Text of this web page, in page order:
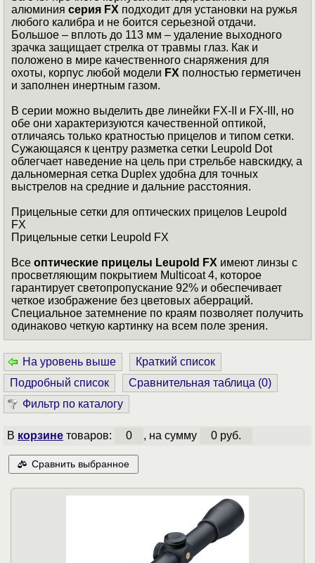
алюминия серия FX подходит для установки на ружья
любого калибра и не боится серьезной отдачи.
Большое – вплоть до 113 мм – удаление выходного
зрачка защищает стрелка от травмы глаз. Как и
положено в мире качественного снаряжения для
охоты, корпус любой модели FX полностью герметичен
и заполнен инертным газом.
В серии можно выделить две линейки FX-II и FX-III, но
обе они характеризуются качественной оптикой,
отличаясь только кратностью прицелов и типом сетки.
Сужающаяся к центру разметка сетки Leupold Dot
облегчает наведение на цель при стрельбе навскидку, а
дальномерная сетка Duplex удобна для точных
выстрелов на средние и дальние расстояния.
Прицельные сетки для оптических прицелов Leupold
FX
Прицельные сетки Leupold FX
Все оптические прицелы Leupold FX имеют линзы с
просветляющим покрытием Multicoat 4, которое
гарантирует светопропускание 92% и обеспечивает
четкое изображение без цветовых аберраций.
Специальное затемнение по краям позволяет получить
одинаково четкую картинку на всем поле зрения.
На уровень выше
Краткий список
Подробный список
Сравнительная таблица (0)
Фильтр по каталогу
В корзинетоваров: 0 , на сумму 0 руб.
Сравнить выбранное